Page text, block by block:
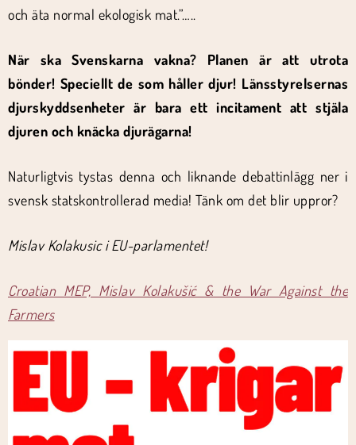
och äta normal ekologisk mat.”…..
När ska Svenskarna vakna? Planen är att utrota
bönder! Speciellt de som håller djur! Länsstyrelsernas
djurskyddsenheter är bara ett incitament att stjäla
djuren och knäcka djurägarna!
Naturligtvis tystas denna och liknande debattinlägg ner i
svensk statskontrollerad media! Tänk om det blir uppror?
Mislav Kolakusic i EU-parlamentet!
Croatian MEP, Mislav Kolakušić & the War Against the
Farmers